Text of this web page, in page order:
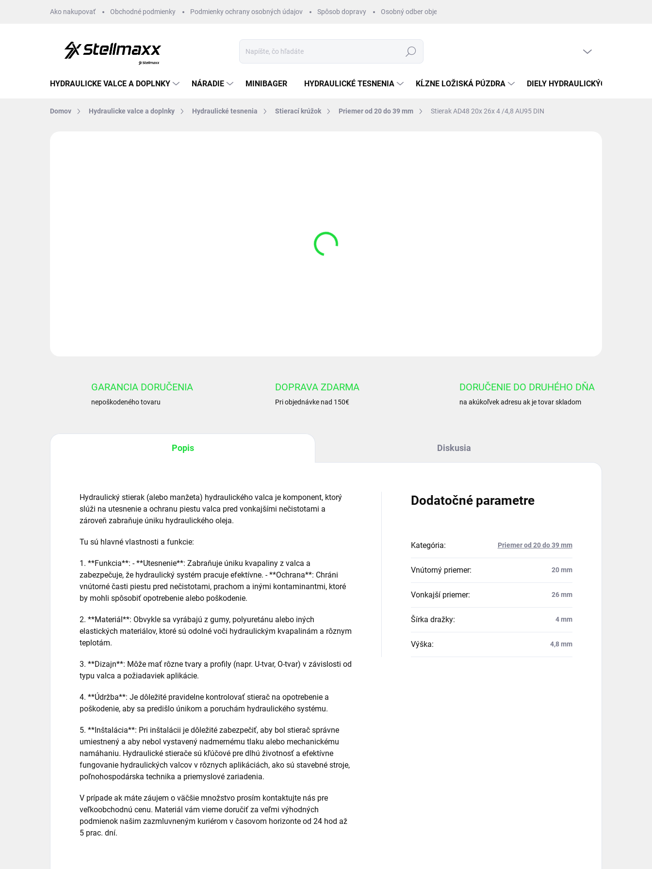
Ako nakupovať Obchodné podmienky Podmienky ochrany osobných údajov Spôsob dopravy Osobný odber objednávky
Hľadať
HYDRAULICKE VALCE A DOPLNKY NÁRADIE MINIBAGER HYDRAULICKÉ TESNENIA KĹZNE LOŽISKÁ PÚZDRA DIELY HYDRAULICKÝCH VALCOV
Domov Hydraulicke valce a doplnky Hydraulické tesnenia Stierací krúžok Priemer od 20 do 39 mm Stierak AD48 20x 26x 4 /4,8 AU95 DIN
GARANCIA DORUČENIA
nepoškodeného tovaru
DOPRAVA ZDARMA
Pri objednávke nad 150€
DORUČENIE DO DRUHÉHO DŇA
na akúkoľvek adresu ak je tovar skladom
Popis Diskusia
Hydraulický stierak (alebo manžeta) hydraulického valca je komponent, ktorý
slúži na utesnenie a ochranu piestu valca pred vonkajšími nečistotami a
zároveň zabraňuje úniku hydraulického oleja.
Tu sú hlavné vlastnosti a funkcie:
1. **Funkcia**: - **Utesnenie**: Zabraňuje úniku kvapaliny z valca a
zabezpečuje, že hydraulický systém pracuje efektívne. - **Ochrana**: Chráni
vnútorné časti piestu pred nečistotami, prachom a inými kontaminantmi, ktoré
by mohli spôsobiť opotrebenie alebo poškodenie.
2. **Materiál**: Obvykle sa vyrábajú z gumy, polyuretánu alebo iných
elastických materiálov, ktoré sú odolné voči hydraulickým kvapalinám a rôznym
teplotám.
3. **Dizajn**: Môže mať rôzne tvary a profily (napr. U-tvar, O-tvar) v závislosti od
typu valca a požiadaviek aplikácie.
4. **Údržba**: Je dôležité pravidelne kontrolovať stierač na opotrebenie a
poškodenie, aby sa predišlo únikom a poruchám hydraulického systému.
5. **Inštalácia**: Pri inštalácii je dôležité zabezpečiť, aby bol stierač správne
umiestnený a aby nebol vystavený nadmernému tlaku alebo mechanickému
namáhaniu. Hydraulické stierače sú kľúčové pre dlhú životnosť a efektívne
fungovanie hydraulických valcov v rôznych aplikáciách, ako sú stavebné stroje,
poľnohospodárska technika a priemyslové zariadenia.
V prípade ak máte záujem o väčšie množstvo prosím kontaktujte nás pre
veľkoobchodnú cenu. Materiál vám vieme doručiť za veľmi výhodných
podmienok našim zazmluvneným kuriérom v časovom horizonte od 24 hod až
5 prac. dní.
Dodatočné parametre
Kategória: Priemer od 20 do 39 mm
Vnútorný priemer: 20 mm
Vonkajší priemer: 26 mm
Šírka dražky: 4 mm
Výška: 4,8 mm